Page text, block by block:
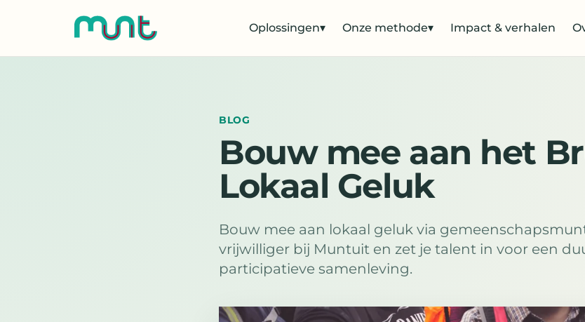
Oplossingen▾ Onze methode▾ Impact & verhalen
BLOG
Bouw mee aan het
Lokaal Geluk
Bouw mee aan lokaal geluk via
vrijwilliger bij Muntuit en zet je talent in voor een
participatieve samenleving.